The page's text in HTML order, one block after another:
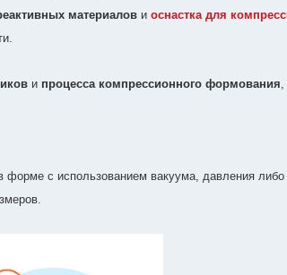
материалов и оснастка для
и процесса компрессионного формования,
с использованием вакуума, давления либо